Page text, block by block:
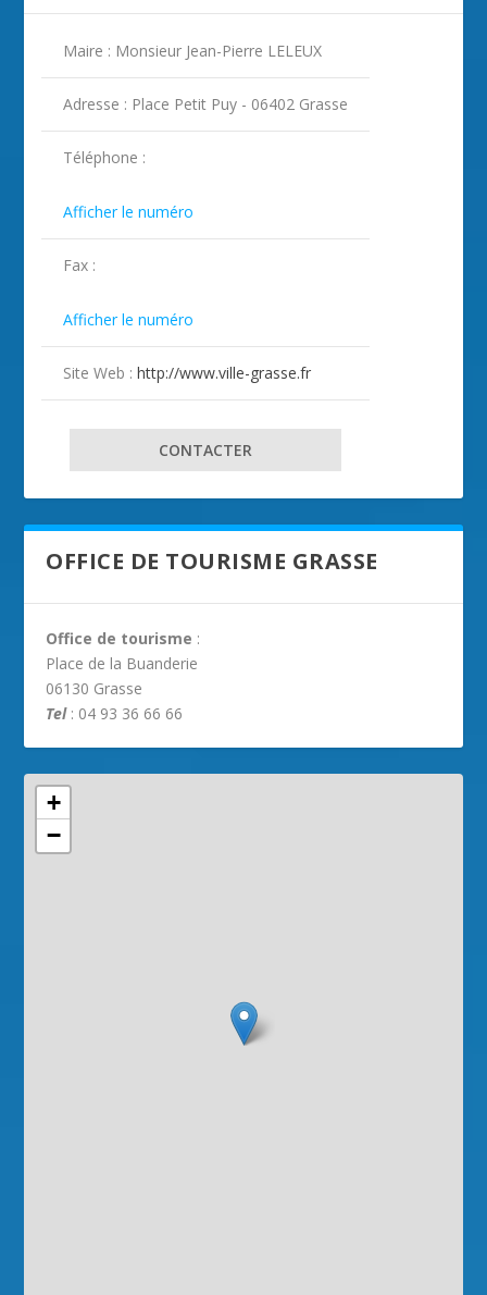
ILLUSTRATION GRASSE ( 2 )
Maire : Monsieur Jean-Pierre LELEUX
Adresse : Place Petit Puy - 06402 Grasse
Téléphone :
Afficher le numéro
Fax :
Afficher le numéro
Site Web :http://www.ville-grasse.fr
CONTACTER
OFFICE DE TOURISME GRASSE
Office de tourisme :
Place de la Buanderie
06130 Grasse
Tel: 04 93 36 66 66
+
−